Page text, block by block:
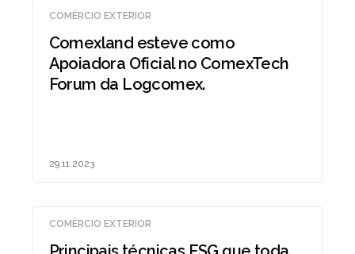
COMÉRCIO EXTERIOR
Comexland esteve como
Apoiadora Oficial no ComexTech
Forum da Logcomex.
29.11.2023
COMÉRCIO EXTERIOR